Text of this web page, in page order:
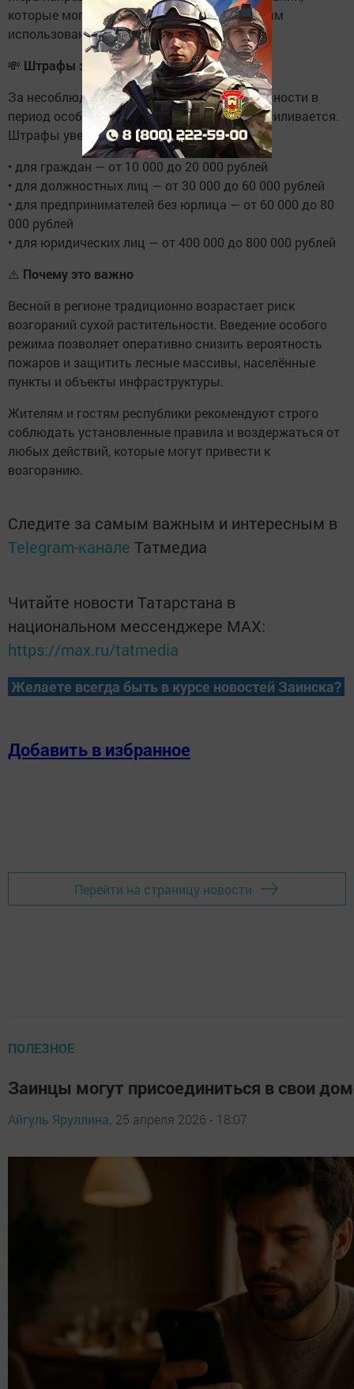
которые могут быть вызваны неосторожным
использованием фейерверков и петард.
💸 Штрафы за нарушение
За несоблюдение правил пожарной безопасности в
период особого режима ответственность усиливается.
Штрафы увеличиваются в два раза:
• для граждан — от 10 000 до 20 000 рублей
• для должностных лиц — от 30 000 до 60 000 рублей
• для предпринимателей без юрлица — от 60 000 до 80
000 рублей
• для юридических лиц — от 400 000 до 800 000 рублей
⚠️ Почему это важно
Весной в регионе традиционно возрастает риск
возгораний сухой растительности. Введение особого
режима позволяет оперативно снизить вероятность
пожаров и защитить лесные массивы, населённые
пункты и объекты инфраструктуры.
Жителям и гостям республики рекомендуют строго
соблюдать установленные правила и воздержаться от
любых действий, которые могут привести к
возгоранию.
Следите за самым важным и интересным в
Telegram-канале Татмедиа
Читайте новости Татарстана в
национальном мессенджере MАХ:
https://max.ru/tatmedia
Желаете всегда быть в курсе новостей Заинска?
Добавить в избранное
Перейти на страницу новости
ПОЛЕЗНОЕ
Заинцы могут присоединиться в свои
Айгуль Яруллина, 25 апреля 2026 - 18:07